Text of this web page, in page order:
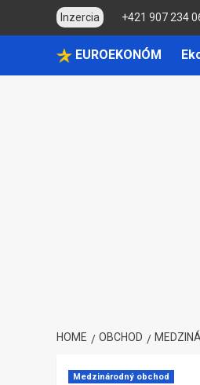
Inzercia +421 907 234
EUROEKONÓM
HOME OBCHOD
Medzinárodný obchod